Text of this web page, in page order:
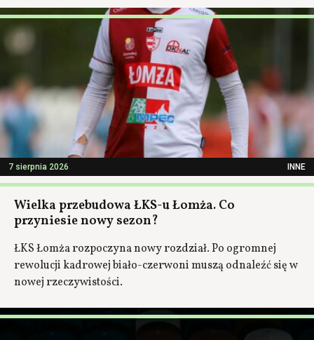
7 sierpnia 2026 INNE
Wielka przebudowa ŁKS-u Łomża. Co
przyniesie nowy sezon?
ŁKS Łomża rozpoczyna nowy rozdział. Po ogromnej
rewolucji kadrowej biało-czerwoni muszą odnaleźć się w
nowej rzeczywistości.